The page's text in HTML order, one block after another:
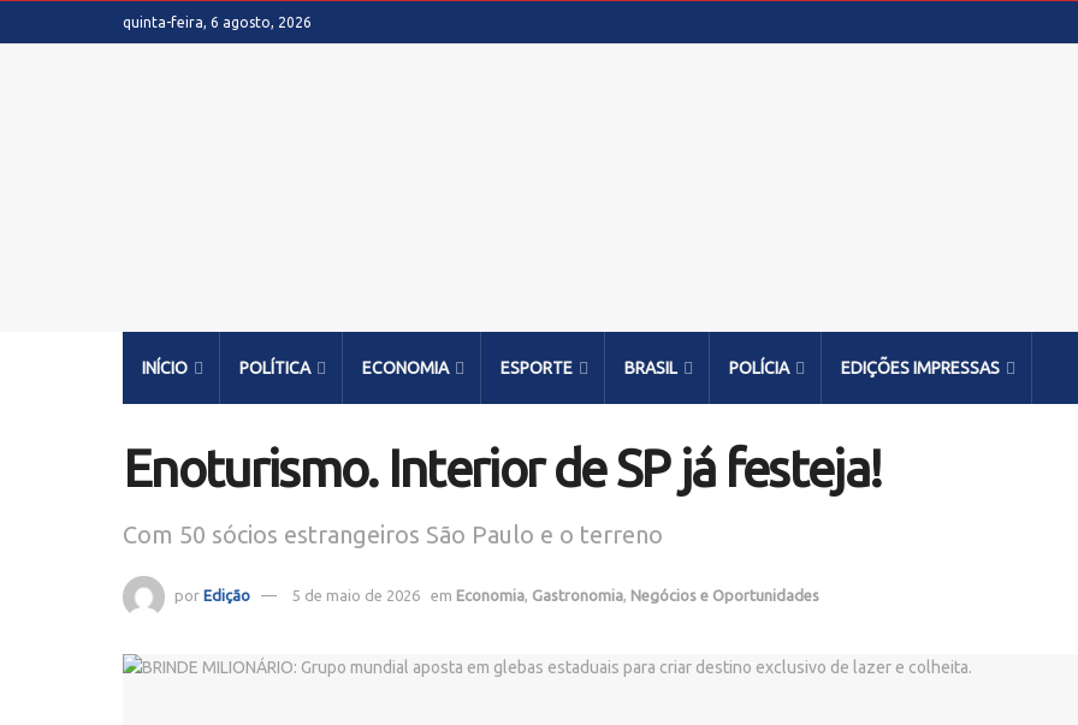
quinta-feira, 6 agosto, 2026
INÍCIO POLÍTICA ECONOMIA ESPORTE BRASIL POLÍCIA EDIÇÕES IMPRESSAS
Enoturismo. Interior de SP já festeja!
Com 50 sócios estrangeiros São Paulo e o terreno
por Edição 5 de maio de 2026 em Economia Gastronomia Negócios e Oportunidades